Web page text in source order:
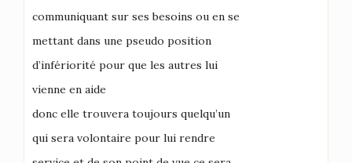
communiquant sur ses besoins ou en se
mettant dans une pseudo position
d’infériorité pour que les autres lui
vienne en aide
donc elle trouvera toujours quelqu’un
qui sera volontaire pour lui rendre